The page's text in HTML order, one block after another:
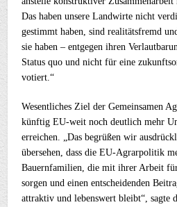
Das haben unsere Landwirte nicht
gestimmt haben, sind realitätsfremd
sie haben – entgegen ihren
Status quo und nicht für eine
votiert.“
Wesentliches Ziel der Gemeinsamen
künftig EU-weit noch deutlich mehr
erreichen. „Das begrüßen wir
übersehen, dass die EU-Agrarpolitik
Bauernfamilien, die mit ihrer Arbeit
sorgen und einen entscheidenden
attraktiv und lebenswert bleibt“,